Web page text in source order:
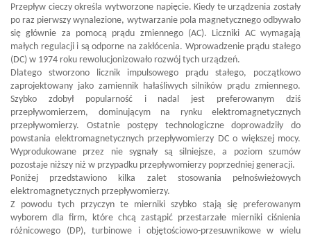
Przepływ cieczy określa wytworzone napięcie. Kiedy te urządzenia zostały
po raz pierwszy wynalezione, wytwarzanie pola magnetycznego odbywało
się głównie za pomocą prądu zmiennego (AC). Liczniki AC wymagają
małych regulacji i są odporne na zakłócenia. Wprowadzenie prądu stałego
(DC) w 1974 roku rewolucjonizowało rozwój tych urządzeń.
Dlatego stworzono licznik impulsowego prądu stałego, początkowo
zaprojektowany jako zamiennik hałaśliwych silników prądu zmiennego.
Szybko zdobył popularność i nadal jest preferowanym dziś
przepływomierzem, dominującym na rynku elektromagnetycznych
przepływomierzy. Ostatnie postępy technologiczne doprowadziły do
powstania elektromagnetycznych przepływomierzy DC o większej mocy.
Wyprodukowane przez nie sygnały są silniejsze, a poziom szumów
pozostaje niższy niż w przypadku przepływomierzy poprzedniej generacji.
Poniżej przedstawiono kilka zalet stosowania pełnoświeżowych
elektromagnetycznych przepływomierzy.
Z powodu tych przyczyn te mierniki szybko stają się preferowanym
wyborem dla firm, które chcą zastąpić przestarzałe mierniki ciśnienia
różnicowego (DP), turbinowe i objętościowo-przesuwnikowe w wielu